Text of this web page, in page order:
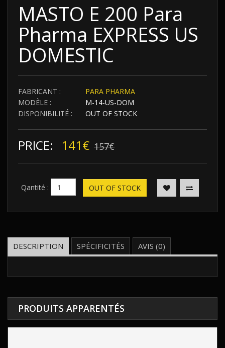
MASTO E 200 Para
Pharma EXPRESS US
DOMESTIC
FABRICANT :
PARA PHARMA
MODÈLE :
M-14-US-DOM
DISPONIBILITÉ :
OUT OF STOCK
PRICE: 141€ 157€
Qantité : OUT OF STOCK
DESCRIPTION SPÉCIFICITÉS AVIS (0)
PRODUITS APPARENTÉS